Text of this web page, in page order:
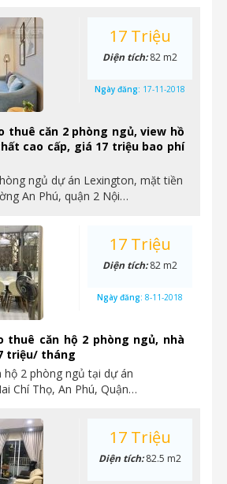
thuê căn 2 phòng ngủ, view hồ
cao cấp, giá 17 triệu bao phí
ngủ dự án Lexington, mặt tiền
An Phú, quận 2 Nội…
17 Triệu
Diện tích:82 m2
Ngày đăng: 17-11-2018
thuê căn hộ 2 phòng ngủ, nhà
triệu/ tháng
hộ 2 phòng ngủ tại dự án
Chí Thọ, An Phú, Quận…
17 Triệu
Diện tích:82 m2
Ngày đăng: 8-11-2018
17 Triệu
Diện tích:82.5 m2